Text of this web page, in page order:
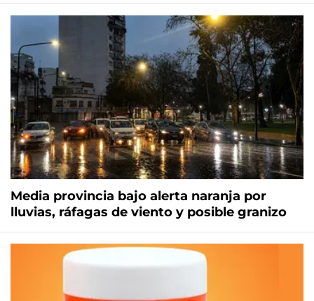
Media provincia bajo alerta naranja por
lluvias, ráfagas de viento y posible granizo